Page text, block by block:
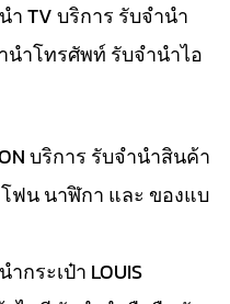
TV บริการ รับจำนำ
ำโทรศัพท์ รับจำนำไอ
บริการ รับจำนำสินค้า
ฟน นาฬิกา และ ของแบ
กระเป๋า LOUIS